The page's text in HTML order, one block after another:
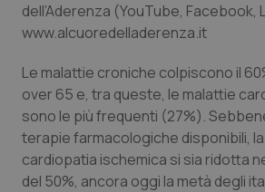
Tumori del Polmone & Testa
Tumori gastrointestinali
Ulcera & Reflusso
Vaccini
dell’Aderenza (YouTube, Facebook,
www.alcuoredelladerenza.it
Le malattie croniche colpiscono il
over 65 e, tra queste, le malattie
sono le più frequenti (27%).
terapie farmacologiche disponibili,
cardiopatia ischemica si sia ridotta
del 50%, ancora oggi la metà degli